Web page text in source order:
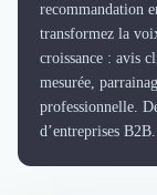
recommandation
transformez la
croissance : avis
mesurée,
professionnelle.
d’entreprises B2B.